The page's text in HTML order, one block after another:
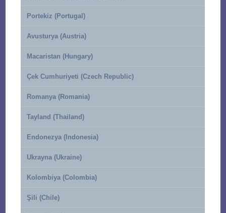
Portekiz (Portugal)
Avusturya (Austria)
Macaristan (Hungary)
Çek Cumhuriyeti (Czech Republic)
Romanya (Romania)
Tayland (Thailand)
Endonezya (Indonesia)
Ukrayna (Ukraine)
Kolombiya (Colombia)
Şili (Chile)